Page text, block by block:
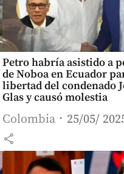
Petro habría asistido a
de Noboa en Ecuador
libertad del condenado
Glas y causó molestia
Colombia 25/05/
share